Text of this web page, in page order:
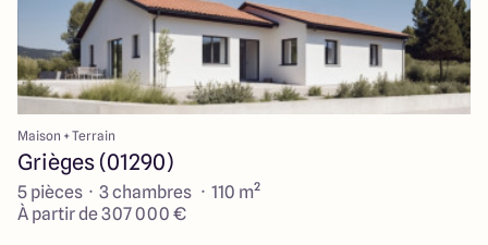
Maison + Terrain
Grièges (01290)
5 pièces · 3 chambres · 110 m²
À partir de 307 000 €